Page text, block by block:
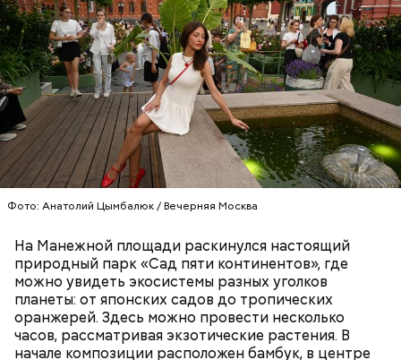
Фото: Анатолий Цымбалюк / Вечерняя Москва
На Манежной площади раскинулся настоящий
природный парк «Сад пяти континентов», где
можно увидеть экосистемы разных уголков
планеты: от японских садов до тропических
оранжерей. Здесь можно провести несколько
часов, рассматривая экзотические растения. В
начале композиции расположен бамбук, в центре
— При наличии велополосы или велодорожки
курьеры обязаны передвигаться только по ней.
Также им допускается ездить по правому краю
Для профилактики нарушений в каждой компании,
связанной с доставкой, ведется обучение курьеров
ПДД. Департамент транспорта и развития
дорожно-транспортной инфраструктуры города
Москвы также разработал собственные
обучающие материалы, доступные на Едином
транспортном портале.